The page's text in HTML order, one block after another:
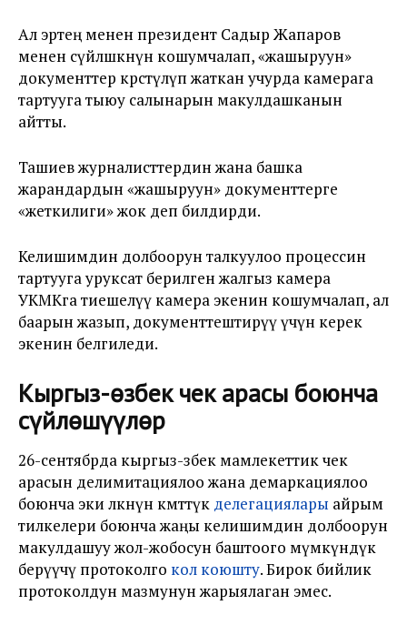
Ал эртең менен президент Садыр Жапаров
менен сүйлөшкөнүн кошумчалап, «жашыруун»
документтер көрсөтүлүп жаткан учурда камерага
тартууга тыюу салынарын макулдашканын
айтты.
Ташиев журналисттердин жана башка
жарандардын «жашыруун» документтерге
«жеткилиги» жок деп билдирди.
Келишимдин долбоорун талкуулоо процессин
тартууга уруксат берилген жалгыз камера
УКМКга тиешелүү камера экенин кошумчалап, ал
баарын жазып, документтештирүү үчүн керек
экенин белгиледи.
Кыргыз-өзбек чек арасы боюнча
сүйлөшүүлөр
26-сентябрда кыргыз-өзбек мамлекеттик чек
арасын делимитациялоо жана демаркациялоо
боюнча эки өлкөнүн өкмөттүк делегациялары айрым
тилкелери боюнча жаңы келишимдин долбоорун
макулдашуу жол-жобосун баштоого мүмкүндүк
берүүчү протоколго кол коюшту. Бирок бийлик
протоколдун мазмунун жарыялаган эмес.